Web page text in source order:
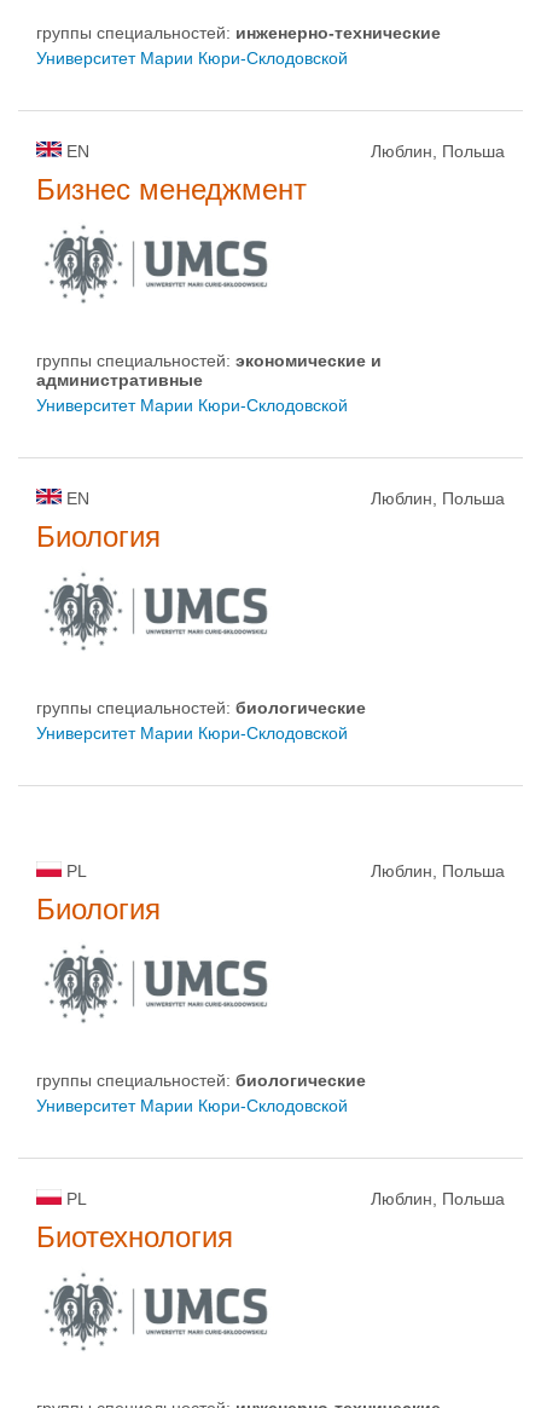
группы специальностей: инженерно-техническиe
Университет Марии Кюри-Склодовской
EN Люблин, Польша
Бизнес менеджмент
группы специальностей: экономические и
административные
Университет Марии Кюри-Склодовской
EN Люблин, Польша
Биология
группы специальностей: биологическиe
Университет Марии Кюри-Склодовской
PL Люблин, Польша
Биология
группы специальностей: биологическиe
Университет Марии Кюри-Склодовской
PL Люблин, Польша
Биотехнология